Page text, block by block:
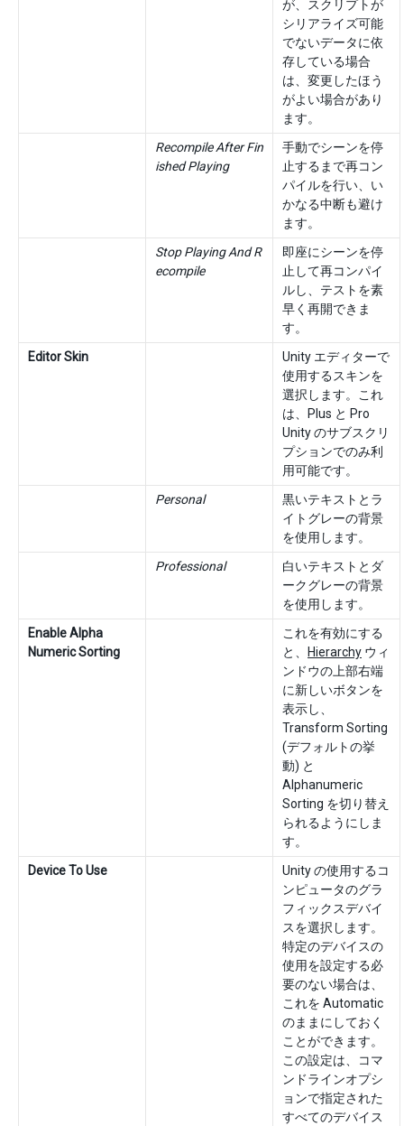
が、スクリプトが
シリアライズ可能
でないデータに依
存している場合
は、変更したほう
がよい場合があり
ます。
Recompile After Fin
ished Playing
手動でシーンを停
止するまで再コン
パイルを行い、い
かなる中断も避け
ます。
Stop Playing And R
ecompile
即座にシーンを停
止して再コンパイ
ルし、テストを素
早く再開できま
す。
Editor Skin
Unity エディターで
使用するスキンを
選択します。これ
は、Plus と Pro
Unity のサブスクリ
プションでのみ利
用可能です。
Personal
黒いテキストとラ
イトグレーの背景
を使用します。
Professional
白いテキストとダ
ークグレーの背景
を使用します。
Enable Alpha
Numeric Sorting
これを有効にする
と、
Hierarchy ウィ
ンドウの上部右端
に新しいボタンを
表示し、
Transform Sorting
(デフォルトの挙
動) と
Alphanumeric
Sorting を切り替え
られるようにしま
す。
Device To Use
Unity の使用するコ
ンピュータのグラ
フィックスデバイ
スを選択します。
特定のデバイスの
使用を設定する必
要のない場合は、
これを Automatic
のままにしておく
ことができます。
この設定は、コマ
ンドラインオプシ
ョンで指定された
すべてのデバイス